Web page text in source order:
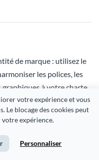
votre expérience et vous
Le blocage des cookies peut
expérience.
Personnaliser
de marque : utilisez le
les polices, les
graphiques à votre charte
interactifs : affichez des